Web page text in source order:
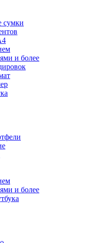
сумки
и более
и более